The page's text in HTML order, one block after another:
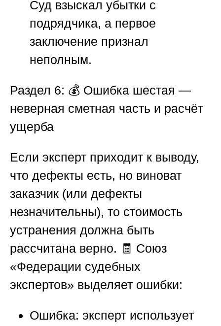
Суд взыскал убытки с
подрядчика, а первое
заключение признал
неполным.
Раздел 6: 💰 Ошибка шестая —
неверная сметная часть и расчёт
ущерба
Если эксперт приходит к выводу,
что дефекты есть, но виноват
заказчик (или дефекты
незначительны), то стоимость
устранения должна быть
рассчитана верно. 🧾 Союз
«Федерации судебных
экспертов» выделяет ошибки:
Ошибка: эксперт использует